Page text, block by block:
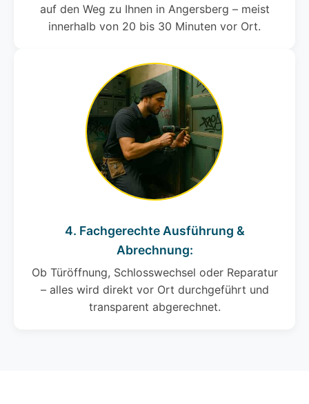
auf den Weg zu Ihnen in Angersberg – meist
innerhalb von 20 bis 30 Minuten vor Ort.
4. Fachgerechte Ausführung &
Abrechnung:
Ob Türöffnung, Schlosswechsel oder Reparatur
– alles wird direkt vor Ort durchgeführt und
transparent abgerechnet.